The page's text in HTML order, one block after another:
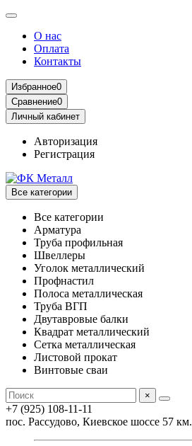
О нас
Оплата
Контакты
Избранное0
Сравнение0
Личный кабинет
Авторизация
Регистрация
Все категории
Все категории
Арматура
Труба профильная
Швеллеры
Уголок металлический
Профнастил
Полоса металлическая
Труба ВГП
Двутавровые балки
Квадрат металлический
Сетка металлическая
Листовой прокат
Винтовые сваи
×
+7 (925) 108-11-11
пос. Рассудово, Киевское шоссе 57 км.